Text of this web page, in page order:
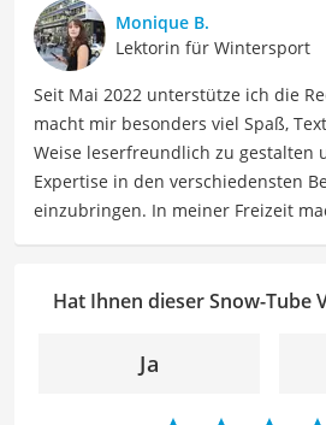
beschäftige ich mich gerne mit
und Freizeitaktivitäten. Dieses
meinen Beiträgen wider, die sich
Reiseempfehlungen, Hobbytipps
Freizeitgestaltung befassen.
Der Snow-Tube-Vergleich ist aus
empfehlenswert fürWinter-Sportler
Monique B.
Lektorin für Wintersport
Seit Mai 2022 unterstütze ich die
macht mir besonders viel Spaß,
Weise leserfreundlich zu gestalten
Expertise in den verschiedensten
einzubringen. In meiner Freizeit
Klarheit, Verständlichkeit und
Ausdruck der Texte zu verbessern,
angenehme Leseerfahrung zu
langjährige Erfahrung als Lektorin
Hat Ihnen dieser Snow-Tube
Ja